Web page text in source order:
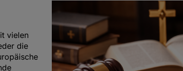
vielen
die